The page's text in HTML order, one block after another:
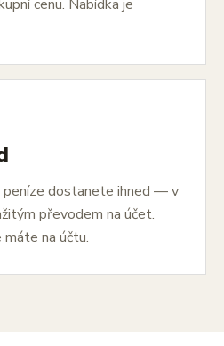
cenu. Nabídka je
peníze dostanete ihned — v
převodem na účet.
na účtu.